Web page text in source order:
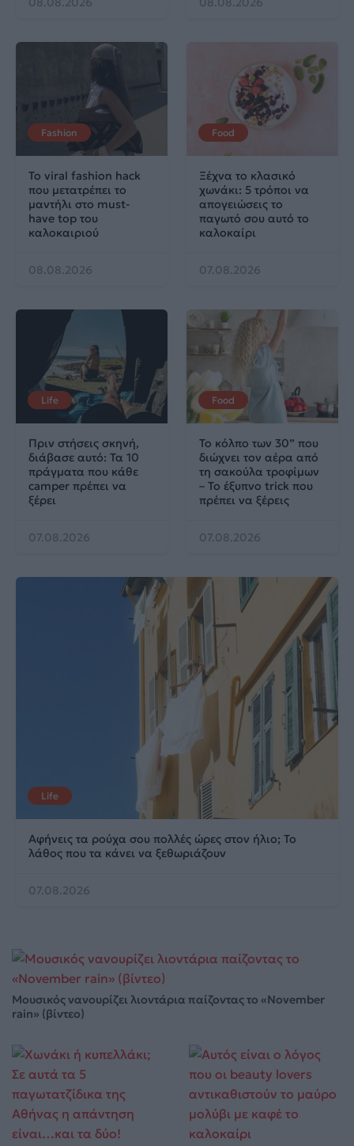
Fashion
Το viral fashion hack
που μετατρέπει το
μαντήλι στο must-
have top του
καλοκαιριού
08.08.2026
Food
Ξέχνα το κλασικό
χωνάκι: 5 τρόποι να
απογειώσεις το
παγωτό σου αυτό το
καλοκαίρι
07.08.2026
Life
Πριν στήσεις σκηνή,
διάβασε αυτό: Τα 10
πράγματα που κάθε
camper πρέπει να
ξέρει
07.08.2026
Food
Το κόλπο των 30” που
διώχνει τον αέρα από
τη σακούλα τροφίμων
– Το έξυπνο trick που
πρέπει να ξέρεις
07.08.2026
Life
Αφήνεις τα ρούχα σου πολλές ώρες στον ήλιο; Το
λάθος που τα κάνει να ξεθωριάζουν
07.08.2026
Μουσικός νανουρίζει λιοντάρια παίζοντας το «November
rain» (βίντεο)